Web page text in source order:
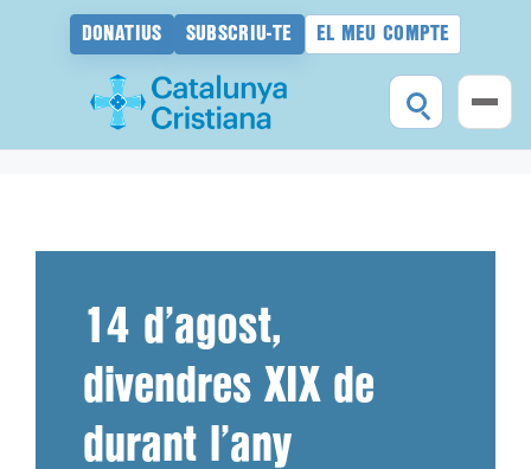
DONATIUS SUBSCRIU-TE EL MEU COMPTE
14 d’agost,
divendres XIX de
durant l’any